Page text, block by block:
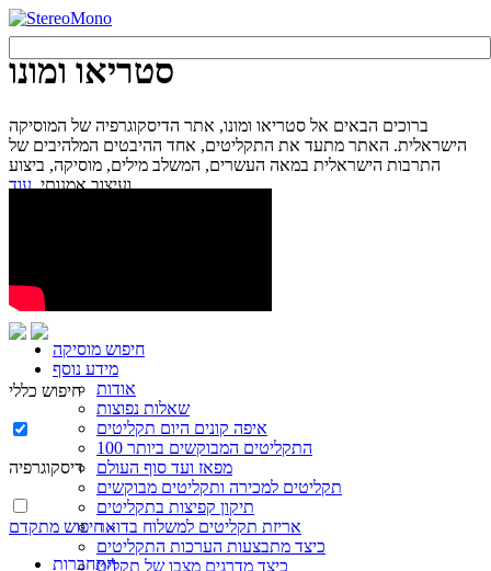
סטריאו ומונו
ברוכים הבאים אל סטריאו ומונו, אתר הדיסקוגרפיה של המוסיקה
הישראלית. האתר מתעד את התקליטים, אחד ההיבטים המלהיבים של
התרבות הישראלית במאה העשרים, המשלב מילים, מוסיקה, ביצוע
ועיצוב אמנותי.עוד...
חיפוש מוסיקה
מידע נוסף
אודות
שאלות נפוצות
איפה קונים היום תקליטים
100 התקליטים המבוקשים ביותר
מפאז ועד סוף העולם
תקליטים למכירה ותקליטים מבוקשים
תיקון קפיצות בתקליטים
אריזת תקליטים למשלוח בדואר
כיצד מתבצעות הערכות התקליטים
כיצד מדרגים מצבו של תקליט
חיפוש כללי
דיסקוגרפיה
חיפוש מתקדם »
התחברות